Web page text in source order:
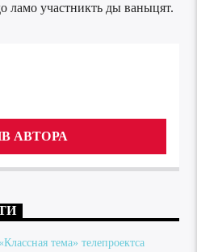
ламо участникть ды ваныцят.
АВТОРА
тема» телепроектса